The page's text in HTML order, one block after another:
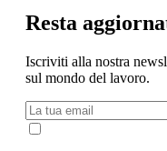
Resta
Iscriviti alla nostra
sul mondo del lavoro.